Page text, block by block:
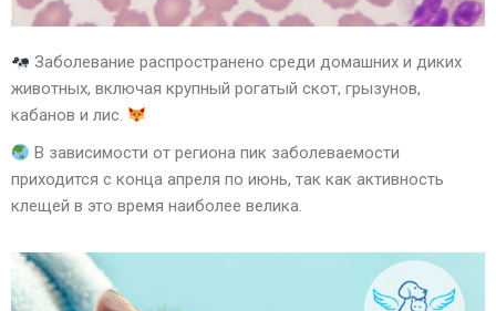
Заболевание распространено среди домашних и диких
животных, включая крупный рогатый скот, грызунов,
кабанов и лис.
В зависимости от региона пик заболеваемости
приходится с конца апреля по июнь, так как активность
клещей в это время наиболее велика.